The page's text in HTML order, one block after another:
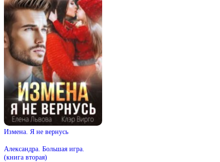
Измена. Я не вернусь
Александра. Большая игра.
(книга вторая)